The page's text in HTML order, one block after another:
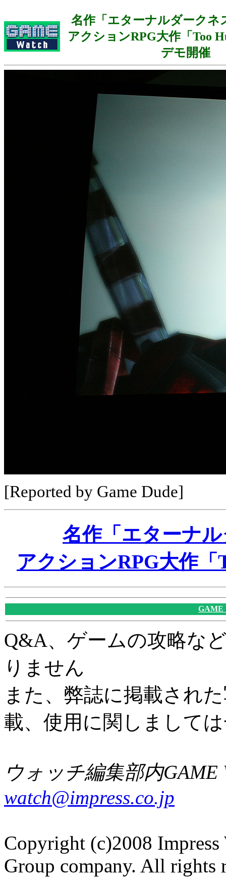
名作「エターナルダークネ
アクションRPG大作「Too
デモ開催
[Reported by Game Dude]
名作「エターナ
アクションRPG大作
GAME
Q&A、ゲームの攻略な
りません
また、弊誌に掲載され
載、使用に関しまして
ウォッチ編集部内GAME
watch@impress.co.jp
Copyright (c)2008 Impress
Group company. All rights